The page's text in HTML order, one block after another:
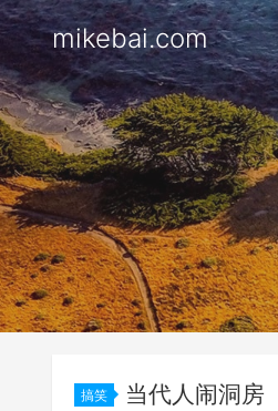
mikebai.com
搞笑 当代人闹洞房